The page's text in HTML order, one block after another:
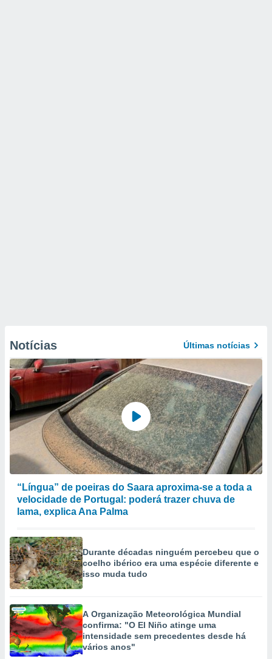
Notícias Últimas notícias
“Língua” de poeiras do Saara aproxima-se a toda a
velocidade de Portugal: poderá trazer chuva de
lama, explica Ana Palma
Durante décadas ninguém percebeu que o
coelho ibérico era uma espécie diferente e
isso muda tudo
A Organização Meteorológica Mundial
confirma: "O El Niño atinge uma
intensidade sem precedentes desde há
vários anos"